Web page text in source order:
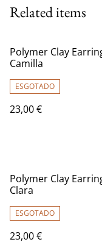
Related items
Polymer Clay
Camilla
ESGOTADO
23,00 €
Polymer Clay
Clara
ESGOTADO
23,00 €